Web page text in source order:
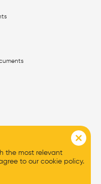
the most relevant
to our cookie policy.